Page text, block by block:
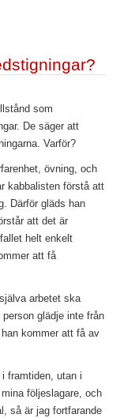
som
De säger att
Varför?
övning, och
kabbalisten förstå att
Därför gläds han
att det är
helt enkelt
att få
arbetet ska
glädje inte från
kommer att få av
framtiden, utan i
följeslagare, och
så är jag fortfarande